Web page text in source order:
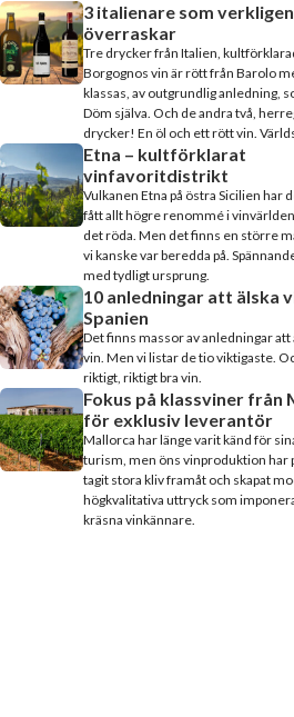
3 italienare som verkligen
överraskar
Tre drycker från Italien,
Borgognos vin är rött från Barolo
klassas, av outgrundlig anledning,
Döm själva. Och de andra två,
drycker! En öl och ett rött vin.
Etna – kultförklarat
vinfavoritdistrikt
Vulkanen Etna på östra Sicilien har
fått allt högre renommé i
det röda. Men det finns en större
vi kanske var beredda på.
med tydligt ursprung.
10 anledningar att älska
Spanien
Det finns massor av anledningar att
vin. Men vi listar de tio viktigaste.
riktigt, riktigt bra vin.
Fokus på klassviner från
för exklusiv leverantör
Mallorca har länge varit känd för
turism, men öns vinproduktion har
tagit stora kliv framåt och skapat
högkvalitativa uttryck som
kräsna vinkännare.